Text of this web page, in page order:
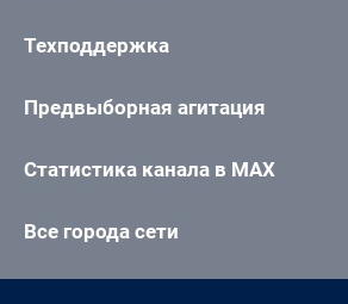
Техподдержка
Предвыборная агитация
Статистика канала в MAX
Все города сети